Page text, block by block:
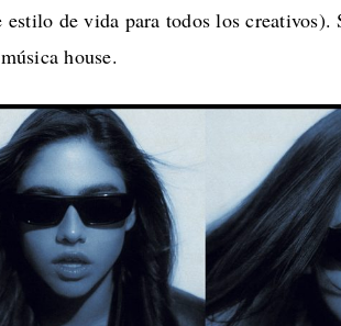
estilo de vida para todos los creativos).
house.